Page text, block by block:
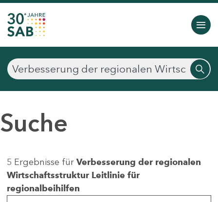
Suche
5 Ergebnisse für Verbesserung der regionalen
Wirtschaftsstruktur Leitlinie für
regionalbeihilfen